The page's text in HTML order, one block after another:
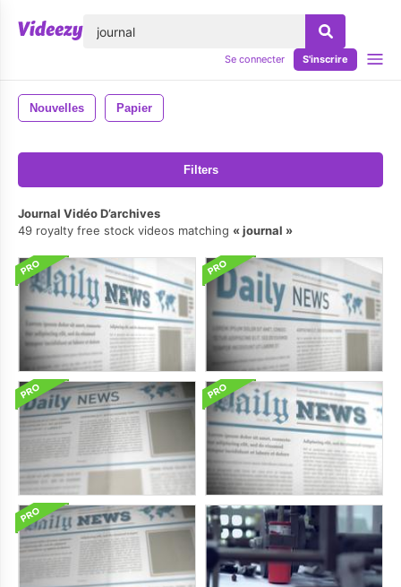
Se connecter S'inscrire
Nouvelles Papier
Filters
Journal Vidéo D’archives
49 royalty free stock videos matching
journal